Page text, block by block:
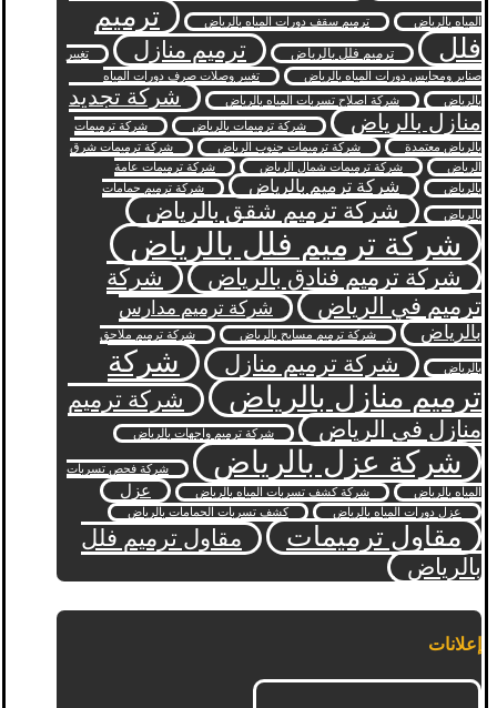
المياه بالرياض ترميم سقف دورات المياه بالرياض
ترميم
فلل
ترميم فلل بالرياض ترميم منازل
تغيير
صنابر ومحابس دورات المياه بالرياض
تغيير وصلات صرف دورات المياه
بالرياض
شركة اصلاح تسربات المياه بالرياض
شركة تجديد
منازل بالرياض
شركة ترميمات بالرياض
شركة ترميمات
بالرياض معتمدة
شركة ترميمات جنوب الرياض
شركة ترميمات شرق
الرياض
شركة ترميمات شمال الرياض
شركة ترميمات عامة
بالرياض
شركة ترميم بالرياض شركة ترميم حمامات
بالرياض شركة ترميم شقق بالرياض
شركة ترميم فلل بالرياض
شركة ترميم فنادق بالرياض
شركة
ترميم في الرياض
شركة ترميم مدارس
بالرياض
شركة ترميم مسابح بالرياض شركة ترميم ملاحق
بالرياض شركة ترميم منازل
شركة
ترميم منازل بالرياض
شركة ترميم
منازل في الرياض
شركة ترميم واجهات بالرياض
شركة عزل بالرياض
شركة فحص تسربات
المياه بالرياض
شركة كشف تسربات المياه بالرياض عزل
عزل دورات المياه بالرياض كشف تسربات الحمامات بالرياض
مقاول ترميمات
مقاول ترميم فلل
بالرياض
إعلانات